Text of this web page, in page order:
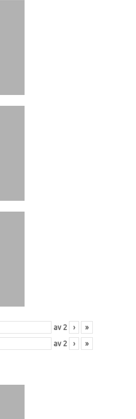
av 2 › »
av 2 › »